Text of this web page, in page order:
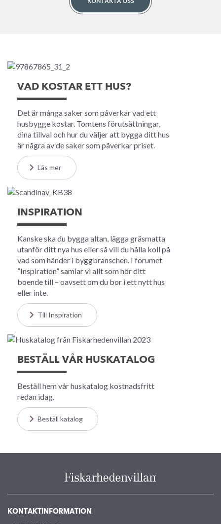
VAD KOSTAR ETT HUS?
Det är många saker som påverkar vad ett
husbygge kostar. Tomtens förutsättningar,
dina tillval och hur du väljer att bygga ditt hus
är några av de saker som påverkar priset.
Läs mer
INSPIRATION
Kanske ska du bygga altan, lägga gräsmatta
utanför ditt nya hus eller så vill du hålla koll på
vad som händer i byggbranschen. I forumet
”Inspiration” samlar vi allt som hör ditt
boende till – oavsett om du bor i ett nytt hus
eller inte.
Till Inspiration
BESTÄLL VÅR HUSKATALOG
Beställ hem vår huskatalog kostnadsfritt
redan idag.
Beställ katalog
KONTAKTINFORMATION